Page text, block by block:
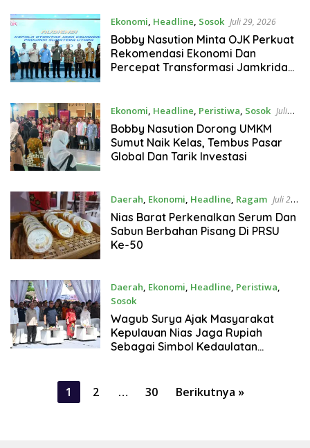
Ekonomi, Headline, Sosok Juli 29, 2026
Bobby Nasution Minta OJK Perkuat
Rekomendasi Ekonomi Dan
Percepat Transformasi Jamkrida
Ekonomi Headline Peristiwa Sosok Juli
26, 2026
Bobby Nasution Dorong UMKM
Sumut Naik Kelas, Tembus Pasar
Global Dan Tarik Investasi
Daerah, Ekonomi, Headline, Ragam Juli 24,
2026
Nias Barat Perkenalkan Serum Dan
Sabun Berbahan Pisang Di PRSU
Ke-50
Daerah, Ekonomi, Headline, Peristiwa,
Sosok
Juli 24, 2026
Wagub Surya Ajak Masyarakat
Kepulauan Nias Jaga Rupiah
Sebagai Simbol Kedaulatan
Paginasi
1 2 … 30 Berikutnya »